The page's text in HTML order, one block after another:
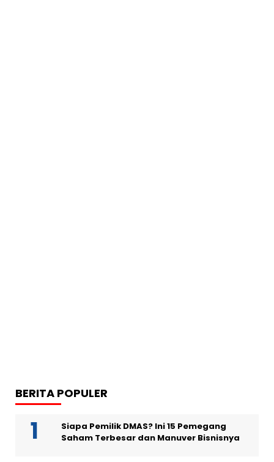
BERITA POPULER
Siapa Pemilik DMAS? Ini 15 Pemegang
Saham Terbesar dan Manuver Bisnisnya